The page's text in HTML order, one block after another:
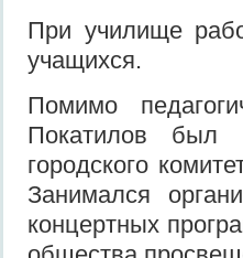
При училище
учащихся.
Помимо
Покатилов был
городского
Занимался
концертных